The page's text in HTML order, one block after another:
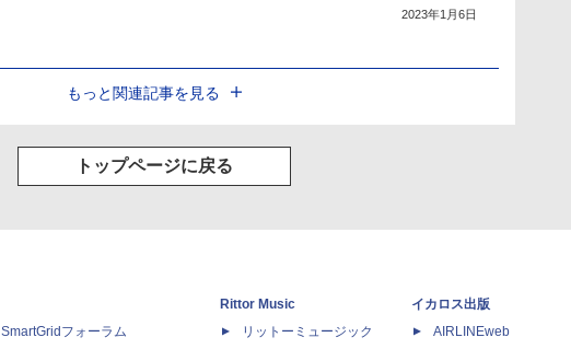
2023年1月6日
もっと関連記事を見る
トップページに戻る
SmartGridフォーラム
Rittor Music
リットーミュージック
イカロス出版
AIRLINEweb